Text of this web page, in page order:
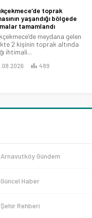
Tuzla’da seramik deposu ve
teknelere sıçrayan yangın
söndürüldü
Tuzla İçmeler’de otluk alanda
ve depolama alanındaki
sirayet...
04.08.2026
Arnavutköy Gündem
Güncel Haber
Şehir Rehberi